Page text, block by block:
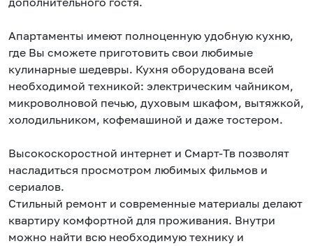
Апартаменты имеют полноценную удобную кухню,
где Вы сможете приготовить свои любимые
кулинарные шедевры. Кухня оборудована всей
необходимой техникой: электрическим чайником,
микроволновой печью, духовым шкафом, вытяжкой,
холодильником, кофемашиной и даже тостером.
Высокоскоростной интернет и Смарт-Тв позволят
насладиться просмотром любимых фильмов и
сериалов.
Стильный ремонт и современные материалы делают
квартиру комфортной для проживания. Внутри
можно найти всю необходимую технику и